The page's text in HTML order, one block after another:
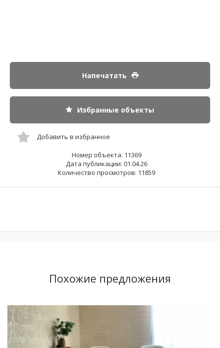
Напечатать
Избранные объекты
Добавить в избранное
Номер объекта: 11369
Дата публикации: 01.04.26
Количество просмотров: 11859
Похожие предложения